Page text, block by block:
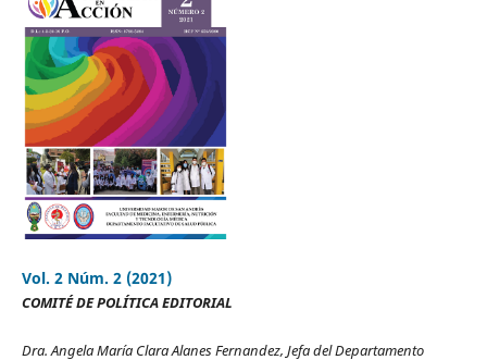
Vol. 2 Núm. 2 (2021)
COMITÉ DE POLÍTICA EDITORIAL
Dra. Angela María Clara Alanes Fernandez, Jefa del Departamento